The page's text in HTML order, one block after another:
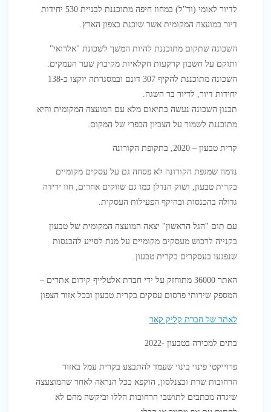
לדיור לאומי (וד"ל) במחוז חיפה מתוכננת לבניית 530 יחידות
דיור במועצה המקומית אשר שוכנת בצפון הארץ.
השכונה שתקום מתוכננת להיות המשך לשכונת "אלרואי"
ותוקם על חשבון קרקעות חקלאיות מקיבוץ שער העמקים.
השכונה מתוכננת להקיף 307 דונם ובמסגרתה יוקצו כ-138
יחידות דיור, לדיור בר השגה.
תכנון השכונה נעשה בתיאום מלא עם המועצה המקומית והיא
מתוכננת לשמור על הצביון הכפרי של המקום.
קרית טבעון – 2020, בתקופת הקורונה
נדמה שמגפת הקורונה לא פסחה גם על עסקים מקומיים
בקרית טבעון, ושוק הנדלן כמו גם שווקים אחרים, חוו ירידה
גדולה בהכנסות ובהיקף הפעילות העסקית.
עם תום "הגל הראשון" יצאה המועצה המקומית של טבעון
בקנייה לרכוש מעסקים מקומיים על מנת לסייע להכנסות
שנפגעו בעסקרים בקרית טבעון.
האתר 36000 מתוחזק על ידי חברת אלטלייף קידום אתרים –
המספק שירותי פרסום עסקים בקרית טבעון ובכל אזור הצפון
לאתר של חברת קליק קאר
בתים למכירה בטבעון -2022
פרוייקטי פינוי בינוי שעמד להתבצע בקרית עמל באזור
הרחובות שרת וכצנלסון, הוקפא ככל הנראה לאחר שהמוצעצה
שיגרה מכתבים לתושבי הרחובות הללו וביקשה מהם לא